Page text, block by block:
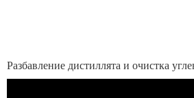
Разбавление дистиллята и очистка